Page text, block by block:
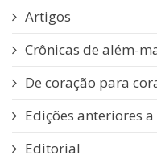
Artigos
Crônicas de além-
De coração para
Edições anteriores
Editorial